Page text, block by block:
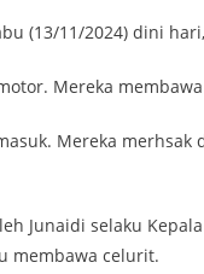
(13/11/2024) dini
Mereka
Mereka
Junaidi selaku
membawa celurit.